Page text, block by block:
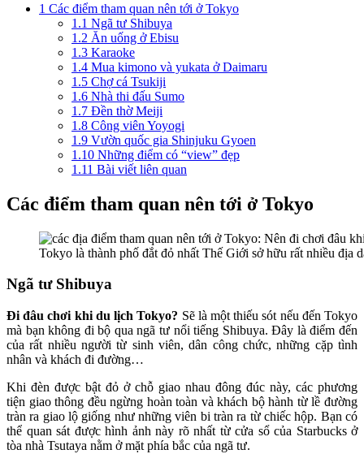
1 Các điểm tham quan nên tới ở Tokyo
1.1 Ngã tư Shibuya
1.2 Ăn uống ở Ebisu
1.3 Karaoke
1.4 Mua kimono và yukata ở Daimaru
1.5 Chợ cá Tsukiji
1.6 Nhà thi đấu Sumo
1.7 Đền thờ Meiji
1.8 Công viên Yoyogi
1.9 Vườn quốc gia Shinjuku Gyoen
1.10 Những điểm có “view” đẹp
1.11 Bài viết liên quan
Các điểm tham quan nên tới ở Tokyo
Tokyo là thành phố đắt đỏ nhất Thế Giới sở hữu rất nhiều địa
Ngã tư Shibuya
Đi đâu chơi khi du lịch Tokyo? Sẽ là một thiếu sót nếu đến Tokyo
mà bạn không đi bộ qua ngã tư nổi tiếng Shibuya. Đây là điểm đến
của rất nhiều người từ sinh viên, dân công chức, những cặp tình
nhân và khách đi đường…
Khi đèn được bật đỏ ở chỗ giao nhau đông đúc này, các phương
tiện giao thông đều ngừng hoàn toàn và khách bộ hành từ lề đường
tràn ra giao lộ giống như những viên bi tràn ra từ chiếc hộp. Bạn có
thể quan sát được hình ảnh này rõ nhất từ cửa sổ của Starbucks ở
tòa nhà Tsutaya nằm ở mặt phía bắc của ngã tư.